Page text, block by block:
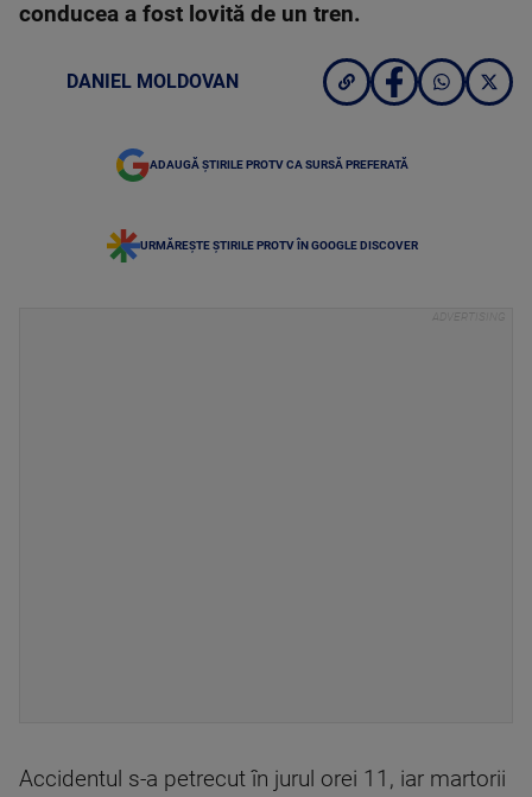
conducea a fost lovită de un tren.
DANIEL MOLDOVAN
ADAUGĂ ȘTIRILE PROTV CA SURSĂ PREFERATĂ
URMĂREȘTE ȘTIRILE PROTV ÎN GOOGLE DISCOVER
Accidentul s-a petrecut în jurul orei 11, iar martorii